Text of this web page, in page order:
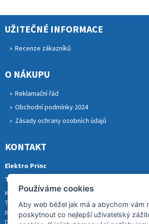
UŽITEČNÉ INFORMACE
Recenze zákazníků
O NÁKUPU
Reklamační řád
Obchodní podmínky 2024
Zásady ochrany osobních údajů
KONTAKT
Elektro Princ
Tomáš Princ
Krkonošská 290, 46841 TANVALD
Tel.: 773 880 988
IČ: 01153731
DIČ: CZ8007202522
Používáme cookies
Aby web běžel jak má a abychom vám
poskytnout co nejlepší uživatelský